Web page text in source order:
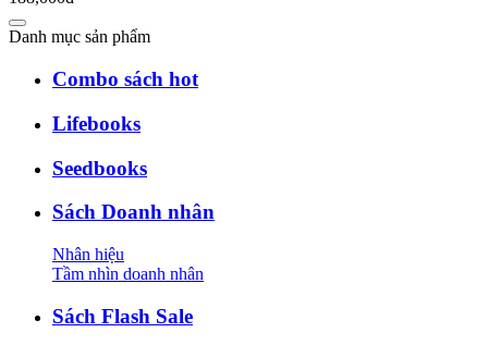
Danh mục sản phẩm
Combo sách hot
Lifebooks
Seedbooks
Sách Doanh nhân
Nhân hiệu
Tầm nhìn doanh nhân
Sách Flash Sale